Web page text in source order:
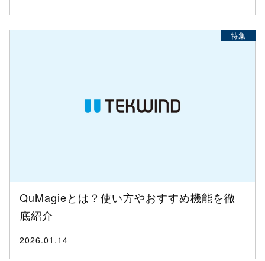
特集
QuMagieとは？使い方やおすすめ機能を徹
底紹介
2026.01.14